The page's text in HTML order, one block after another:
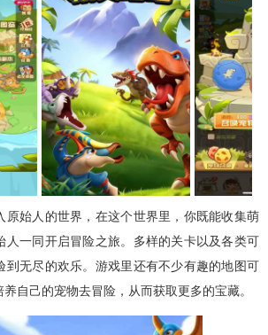
原始人的世界，在这个世界里，你既能收集萌
人一同开启冒险之旅。多样的关卡以及各类可
到无尽的欢乐。游戏里还有不少有趣的地图可
自己的宠物去冒险，从而获取更多的宝藏。